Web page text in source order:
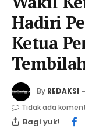
Hadiri
Ketua
By REDAKSI
Tidak ada
Bagi yuk!